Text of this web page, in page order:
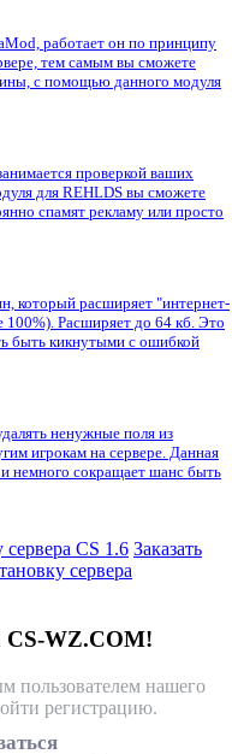
работает он по принципу
тем самым вы сможете
с помощью данного модуля
проверкой ваших
для REHLDS вы сможете
спамят рекламу или просто
который расширяет "интернет-
100%). Расширяет до 64 кб. Это
быть кикнутыми с ошибкой
ненужные поля из
игрокам на сервере. Данная
немного сокращает шанс быть
сервера CS 1.6 Заказать
сервера
CS-WZ.COM!
пользователем нашего
регистрацию.